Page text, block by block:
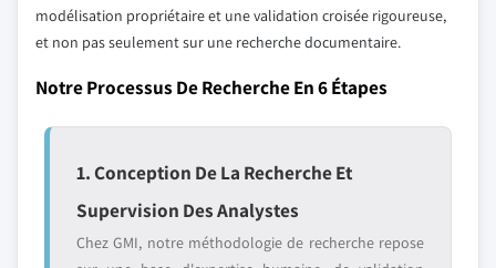
modélisation propriétaire et une validation croisée rigoureuse,
et non pas seulement sur une recherche documentaire.
Notre Processus De Recherche En 6 Étapes
1. Conception De La Recherche Et
Supervision Des Analystes
Chez GMI, notre méthodologie de recherche repose